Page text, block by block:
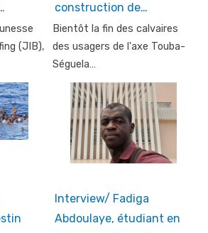
(JIB),
construction de…
Bientôt la fin des calvaires
des usagers de l'axe Touba-
Séguela…
Interview/ Fadiga
Abdoulaye, étudiant en